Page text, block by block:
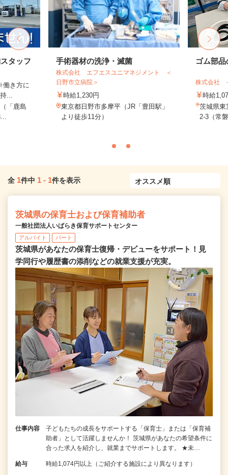
タッフ
き方に
...
「鹿島
手術器材の洗浄・滅菌
株式会社 エフエスユニマネジメント ＜
日野市立病院＞
時給1,230円
東京都日野市多摩平（JR「豊田駅」
より徒歩11分）
ゴム部
株式会社
時給
茨城県東
2-3（常
全 1件中 1 - 1件を表示
茨城県の保育士および保育補助者
一般社団法人いばらき保育サポートセンター
アルバイト パート
茨城県があなたの保育士復帰・デビューをサポート！見
学同行や履歴書の添削などの就業支援が充実。
仕事内容
子どもたちの成長をサポートする「保育士」または「保育補
助者」として活躍しませんか！ 茨城県があなたの希望条件に
合った求人を紹介し、就業までサポートします。 ★未…
給与 時給1,074円以上（ご紹介する施設により異なります）